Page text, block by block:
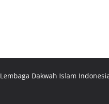
Lembaga Dakwah Islam